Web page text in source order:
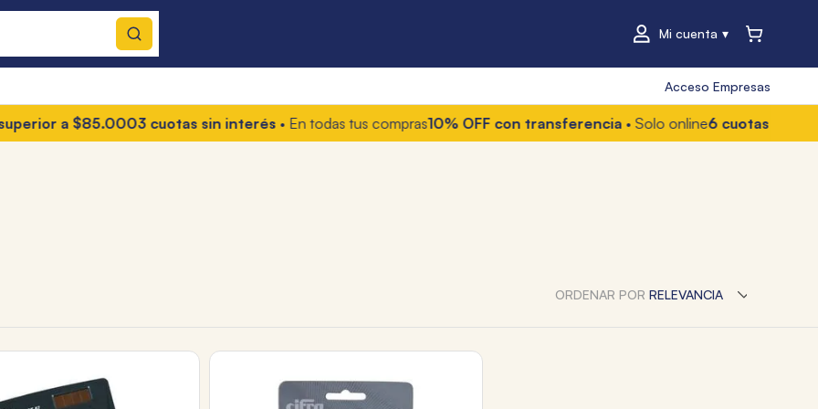
Mi cuenta
Acceso Empresas
a $85.0003 cuotas sin interés• En todas tus compras10% OFF con transferencia• Solo online6 cuotas sin interés
ORDENAR POR RELEVANCIA